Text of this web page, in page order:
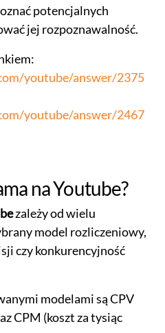
potencjalnych
jej rozpoznawalność.
youtube/answer/2375
youtube/answer/2467
na Youtube?
zależy od wielu
model rozliczeniowy,
czy konkurencyjność
modelami są CPV
CPM (koszt za tysiąc